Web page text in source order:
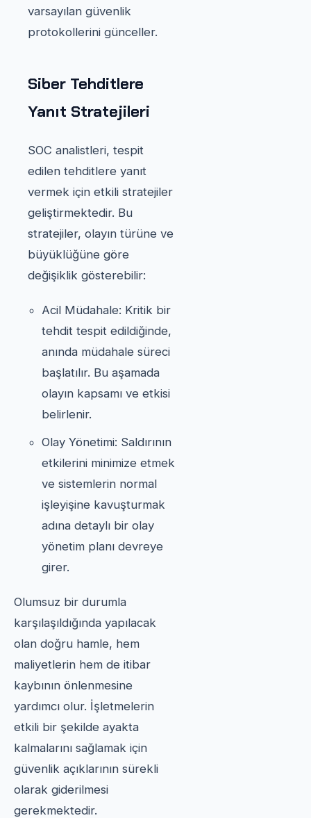
varsayılan güvenlik
protokollerini günceller.
Siber Tehditlere
Yanıt Stratejileri
SOC analistleri, tespit
edilen tehditlere yanıt
vermek için etkili stratejiler
geliştirmektedir. Bu
stratejiler, olayın türüne ve
büyüklüğüne göre
değişiklik gösterebilir:
Acil Müdahale: Kritik bir
tehdit tespit edildiğinde,
anında müdahale süreci
başlatılır. Bu aşamada
olayın kapsamı ve etkisi
belirlenir.
Olay Yönetimi: Saldırının
etkilerini minimize etmek
ve sistemlerin normal
işleyişine kavuşturmak
adına detaylı bir olay
yönetim planı devreye
girer.
Olumsuz bir durumla
karşılaşıldığında yapılacak
olan doğru hamle, hem
maliyetlerin hem de itibar
kaybının önlenmesine
yardımcı olur. İşletmelerin
etkili bir şekilde ayakta
kalmalarını sağlamak için
güvenlik açıklarının sürekli
olarak giderilmesi
gerekmektedir.